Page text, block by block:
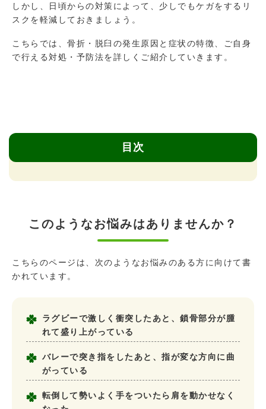
しかし、日頃からの対策によって、少しでもケガをするリ
スクを軽減しておきましょう。
こちらでは、骨折・脱臼の発生原因と症状の特徴、ご自身
で行える対処・予防法を詳しくご紹介していきます。
目次
このようなお悩みはありませんか？
こちらのページは、次のようなお悩みのある方に向けて書
かれています。
ラグビーで激しく衝突したあと、鎖骨部分が腫
れて盛り上がっている
バレーで突き指をしたあと、指が変な方向に曲
がっている
転倒して勢いよく手をついたら肩を動かせなく